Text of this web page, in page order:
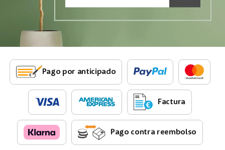
Pago por anticipado
Factura
Pago contra reembolso